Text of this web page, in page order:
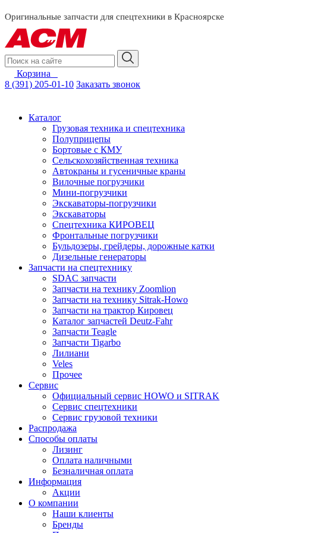
Оригинальные запчасти для спецтехники в Красноярске
Корзина
8 (391) 205-01-10 Заказать звонок
Каталог
Грузовая техника и спецтехника
Полуприцепы
Бортовые с КМУ
Сельскохозяйственная техника
Автокраны и гусеничные краны
Вилочные погрузчики
Мини-погрузчики
Экскаваторы-погрузчики
Экскаваторы
Спецтехника КИРОВЕЦ
Фронтальные погрузчики
Бульдозеры, грейдеры, дорожные катки
Дизельные генераторы
Запчасти на спецтехнику
SDAC запчасти
Запчасти на технику Zoomlion
Запчасти на технику Sitrak-Howo
Запчасти на трактор Кировец
Каталог запчастей Deutz-Fahr
Запчасти Teagle
Запчасти Tigarbo
Лилиани
Veles
Прочее
Сервис
Официальный сервис HOWO и SITRAK
Сервис спецтехники
Сервис грузовой техники
Распродажа
Способы оплаты
Лизинг
Оплата наличными
Безналичная оплата
Информация
Акции
О компании
Наши клиенты
Бренды